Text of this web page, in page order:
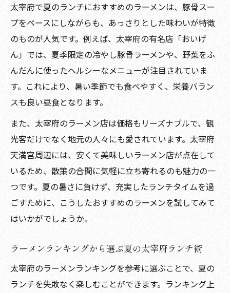
ぶコツ
夏の太宰府でしか食べられないラーメン体
有名店の夏限定太宰府ラーメンを堪能する
方法
観光と合わせて味わう夏の太宰府ラーメン体験
太宰府観光と夏ラーメンを両立する過ごし
方
夏の太宰府ラーメンで歴史散策がもっと楽
しく
太宰府天満宮参拝とラーメンランチの楽し
み方
観光客に人気の太宰府夏ラーメン体験談ま
太宰府のラーメン有名店巡りで夏を満喫す
る方法
夏向きの一杯が見つかる太宰府ラーメンガイド
太宰府で夏のランチにおすすめのラーメンは、豚骨スー
プをベースにしながらも、あっさりとした味わいが特徴
のものが人気です。例えば、太宰府の有名店「おいげ
ん」では、夏季限定の冷やし豚骨ラーメンや、野菜をふ
んだんに使ったヘルシーなメニューが注目されていま
す。これにより、暑い季節でも食べやすく、栄養バラン
スも良い昼食となります。
また、太宰府のラーメン店は価格もリーズナブルで、観
光客だけでなく地元の人々にも愛されています。太宰府
天満宮周辺には、安くて美味しいラーメン店が点在して
いるため、散策の合間に気軽に立ち寄れるのも魅力の一
つです。夏の暑さに負けず、充実したランチタイムを過
ごすために、こうしたおすすめのラーメンを試してみて
はいかがでしょうか。
ラーメンランキングから選ぶ夏の太宰府ランチ術
太宰府のラーメンランキングを参考に選ぶことで、夏の
ランチを失敗なく楽しむことができます。ランキング上